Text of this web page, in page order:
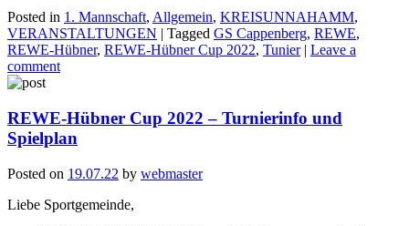
Posted in 1. Mannschaft, Allgemein, KREISUNNAHAMM,
VERANSTALTUNGEN | Tagged GS Cappenberg, REWE,
REWE-Hübner, REWE-Hübner Cup 2022, Tunier | Leave a
comment
REWE-Hübner Cup 2022 – Turnierinfo und
Spielplan
Posted on 19.07.22 by webmaster
Liebe Sportgemeinde,